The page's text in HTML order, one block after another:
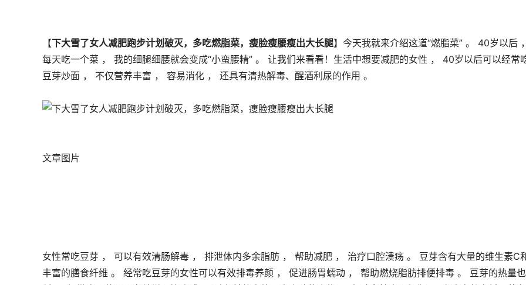
【下大雪了女人减肥跑步计划破灭，多吃燃脂菜，瘦脸瘦腰瘦出大长腿】今天我就来介绍这道“燃脂菜” 。 40岁以后 ，
每天吃一个菜 ， 我的细腿细腰就会变成“小蛮腰精” 。 让我们来看看！生活中想要减肥的女性 ， 40岁以后可以经常
豆芽炒面 ， 不仅营养丰富 ， 容易消化 ， 还具有清热解毒、醒酒利尿的作用 。
文章图片
女性常吃豆芽 ， 可以有效清肠解毒 ， 排泄体内多余脂肪 ， 帮助减肥 ， 治疗口腔溃疡 。 豆芽含有大量的维生素C
丰富的膳食纤维 。 经常吃豆芽的女性可以有效排毒养颜 ， 促进肠胃蠕动 ， 帮助燃烧脂肪排便排毒 。 豆芽的热量